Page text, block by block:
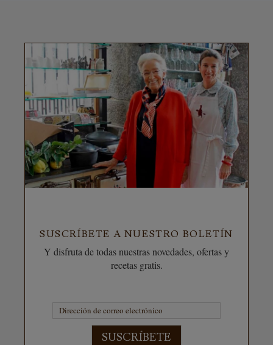
SUSCRÍBETE A NUESTRO BOLETÍN
Y disfruta de todas nuestras novedades, ofertas y
recetas gratis.
SUSCRÍBETE